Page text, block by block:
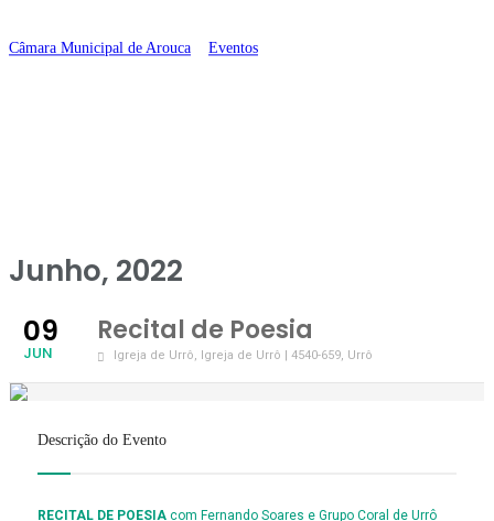
Câmara Municipal de Arouca Eventos
Junho, 2022
09
JUN
Recital de Poesia
Igreja de Urrô, Igreja de Urrô | 4540-659, Urrô
Descrição do Evento
RECITAL DE POESIA com Fernando Soares e Grupo Coral de Urrô